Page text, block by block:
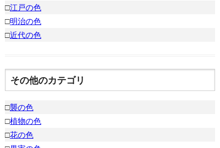
□江戸の色
□明治の色
□近代の色
その他のカテゴリ
□襲の色
□植物の色
□花の色